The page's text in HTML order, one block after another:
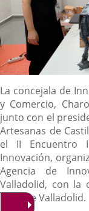
Descripción
La concejala de
y Comercio,
junto con el
Artesanas de
el II Encuentro
Innovación,
Agencia de
Valladolid, con la
Feria de Valladolid.